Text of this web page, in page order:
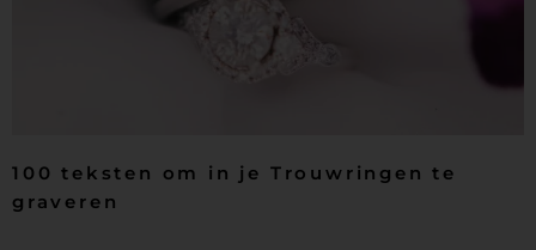
100 teksten om in je Trouwringen te
graveren